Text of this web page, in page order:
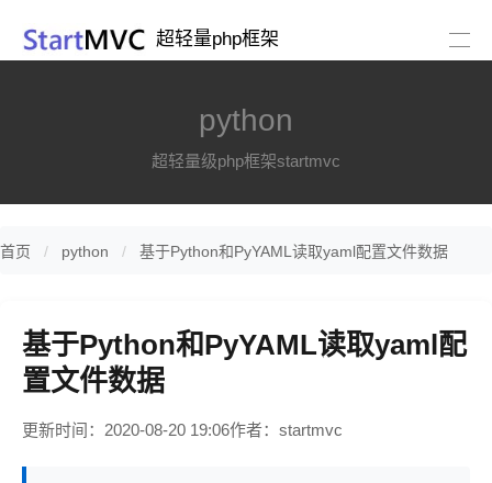
超轻量php框架
python
超轻量级php框架startmvc
首页 python 基于Python和PyYAML读取yaml配置文件数据
基于Python和PyYAML读取yaml配
置文件数据
更新时间：2020-08-20 19:06作者：startmvc